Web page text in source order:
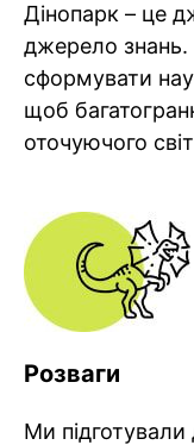
Дінопарк – це
джерело знань.
сформувати
щоб
оточуючого
Розваги
Ми підготували